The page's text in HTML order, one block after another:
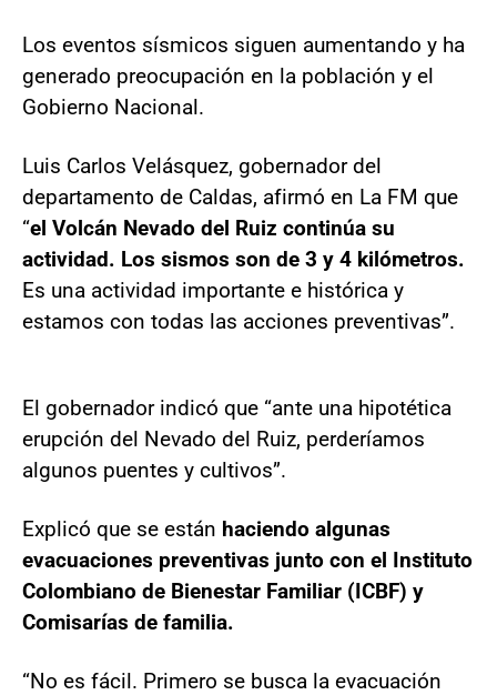
Los eventos sísmicos siguen aumentando y ha
generado preocupación en la población y el
Gobierno Nacional.
Luis Carlos Velásquez, gobernador del
departamento de Caldas, afirmó en La FM que
“el Volcán Nevado del Ruiz continúa su
actividad. Los sismos son de 3 y 4 kilómetros.
Es una actividad importante e histórica y
estamos con todas las acciones preventivas”.
El gobernador indicó que “ante una hipotética
erupción del Nevado del Ruiz, perderíamos
algunos puentes y cultivos”.
Explicó que se están haciendo algunas
evacuaciones preventivas junto con el Instituto
Colombiano de Bienestar Familiar (ICBF) y
Comisarías de familia.
“No es fácil. Primero se busca la evacuación